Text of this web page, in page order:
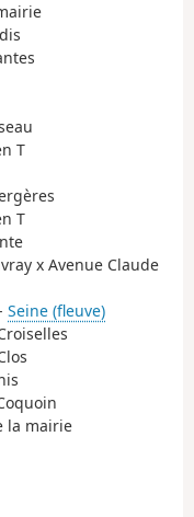
T
T
x Avenue Claude
Seine (fleuve)
la mairie